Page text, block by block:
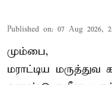
Published on: 07 Aug 2026,
மும்பை,
மராட்டிய மருத்துவ